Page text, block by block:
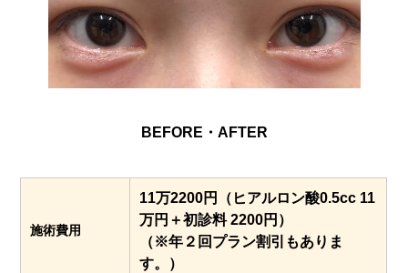
BEFORE・AFTER
施術費用
11万2200円（ヒアルロン酸0.5cc 11
万円＋初診料 2200円）
（※年２回プラン割引もありま
す。）